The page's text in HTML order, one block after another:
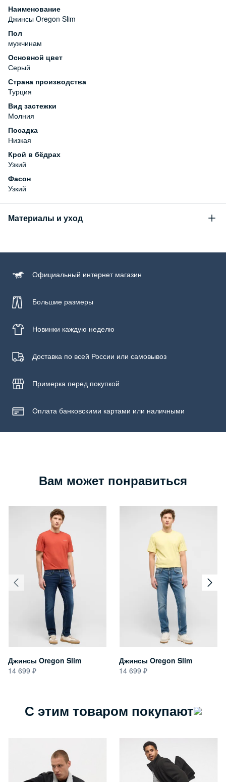
Наименование
Джинсы Oregon Slim
Пол
мужчинам
Основной цвет
Серый
Страна производства
Турция
Вид застежки
Молния
Посадка
Низкая
Крой в бёдрах
Узкий
Фасон
Узкий
Материалы и уход
99% хлопок, 1% эластан
Бережная стирка при температуре не более 30С, химчистка
запрещена
Официальный интернет магазин
Большие размеры
Новинки каждую неделю
Доставка по всей России или самовывоз
Примерка перед покупкой
Оплата банковскими картами или наличными
Вам может понравиться
Джинсы Oregon Slim
14 699
Джинсы Oregon Slim
14 699
С этим товаром покупают